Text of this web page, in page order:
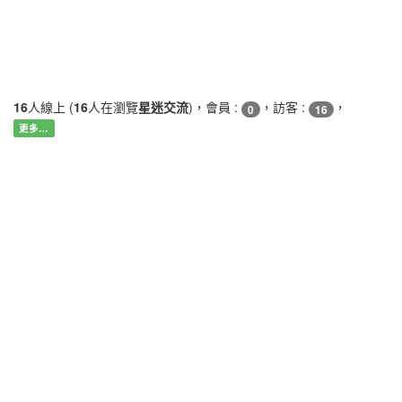
16人線上 (16人在瀏覽星迷交流)，會員 : 0 ，訪客 : 16 ，
更多…